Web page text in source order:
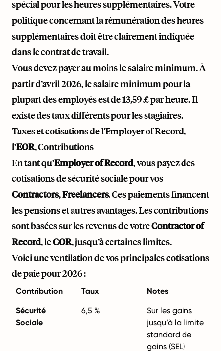
spécial pour les heures supplémentaires. Votre
politique concernant la rémunération des heures
supplémentaires doit être clairement indiquée
dans le contrat de travail.
Vous devez payer au moins le salaire minimum. À
partir d’avril 2026, le salaire minimum pour la
plupart des employés est de 13,59 £ par heure. Il
existe des taux différents pour les stagiaires.
Taxes et cotisations de l'Employer of Record,
l’EOR, Contributions
En tant qu’Employer of Record, vous payez des
cotisations de sécurité sociale pour vos
Contractors,Freelancers. Ces paiements financent
les pensions et autres avantages. Les contributions
sont basées sur les revenus de votreContractor of
Record, leCOR, jusqu’à certaines limites.
Voici une ventilation de vos principales cotisations
de paie pour 2026 :
Contribution Taux Notes
Sécurité
Sociale
6,5 %
Sur les gains
jusqu’à la limite
standard de
gains (SEL)